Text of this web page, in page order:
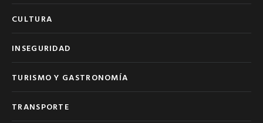
CULTURA
INSEGURIDAD
TURISMO Y GASTRONOMÍA
TRANSPORTE